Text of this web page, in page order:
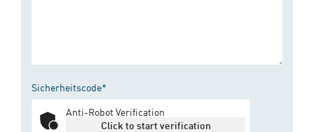
Sicherheitscode*
Anti-Robot Verification
Click to start verification